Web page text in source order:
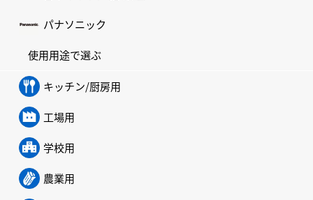
パナソニック
使用用途で選ぶ
キッチン/厨房用
工場用
学校用
農業用